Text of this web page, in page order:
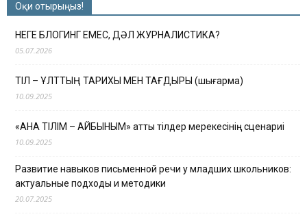
Оқи отырыңыз!
НЕГЕ БЛОГИНГ ЕМЕС, ДӘЛ ЖУРНАЛИСТИКА?
05.07.2026
ТІЛ – ҰЛТТЫҢ ТАРИХЫ МЕН ТАҒДЫРЫ (шығарма)
10.09.2025
«АНА ТІЛІМ – АЙБЫНЫМ» атты тілдер мерекесінің сценариі
10.09.2025
Развитие навыков письменной речи у младших школьников:
актуальные подходы и методики
20.07.2025